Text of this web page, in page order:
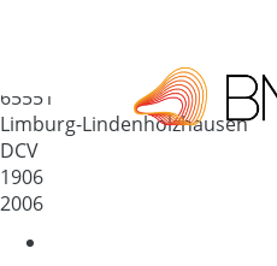
65551
Limburg-Lindenholzhausen
DCV
1906
2006